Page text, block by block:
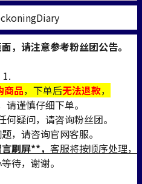
，请注意参考粉丝团公告。
1.
商品，下单后无法退款，
谨慎仔细下单。
疑问，请咨询粉丝团。
，请咨询官网客服。
刷屏**， 客服将按顺序处理，
待，谢谢。